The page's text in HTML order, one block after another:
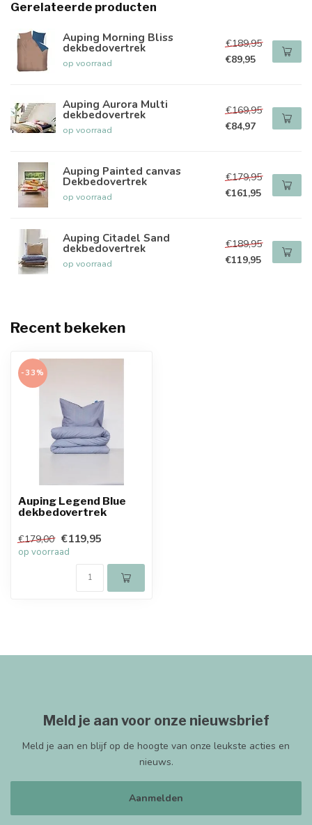
Gerelateerde producten
Auping Morning Bliss
dekbedovertrek
op voorraad
€189,95
€89,95
Auping Aurora Multi
dekbedovertrek
op voorraad
€169,95
€84,97
Auping Painted canvas
Dekbedovertrek
op voorraad
€179,95
€161,95
Auping Citadel Sand
dekbedovertrek
op voorraad
€189,95
€119,95
Recent bekeken
-33%
Auping Legend Blue
dekbedovertrek
€179,00 €119,95
op voorraad
Meld je aan voor onze nieuwsbrief
Meld je aan en blijf op de hoogte van onze leukste acties en
nieuws.
Aanmelden